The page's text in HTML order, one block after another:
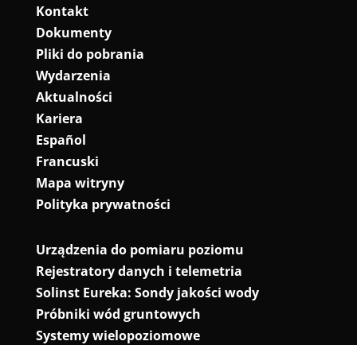
Kontakt
Dokumenty
Pliki do pobrania
Wydarzenia
Aktualności
Kariera
Español
Francuski
Mapa witryny
Polityka prywatności
Urządzenia do pomiaru poziomu
Rejestratory danych i telemetria
Solinst Eureka: Sondy jakości wody
Próbniki wód gruntowych
Systemy wielopoziomowe